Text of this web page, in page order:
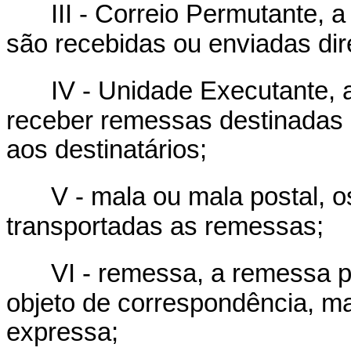
III - Correio Permutante,
são recebidas ou enviadas
IV - Unidade Executante,
receber remessas
aos destinatários;
V - mala ou mala postal,
transportadas as remessas;
VI - remessa, a remessa
objeto de correspondência,
expressa;